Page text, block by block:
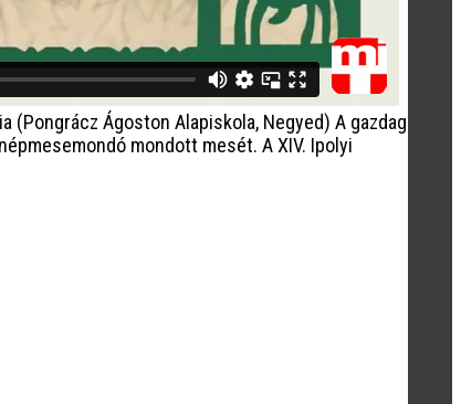
(Pongrácz Ágoston Alapiskola, Negyed) A gazdag
mondott mesét. A XIV. Ipolyi